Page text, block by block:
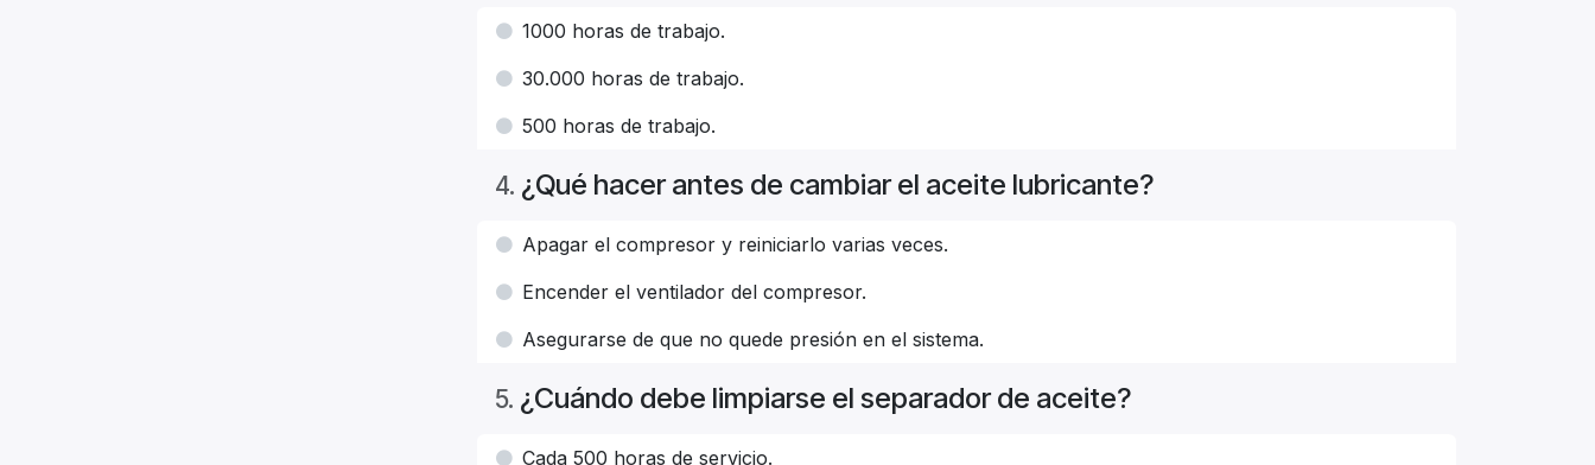
1000 horas de trabajo.
30.000 horas de trabajo.
500 horas de trabajo.
4. ¿Qué hacer antes de cambiar el aceite lubricante?
Apagar el compresor y reiniciarlo varias veces.
Encender el ventilador del compresor.
Asegurarse de que no quede presión en el sistema.
5. ¿Cuándo debe limpiarse el separador de aceite?
Cada 500 horas de servicio.